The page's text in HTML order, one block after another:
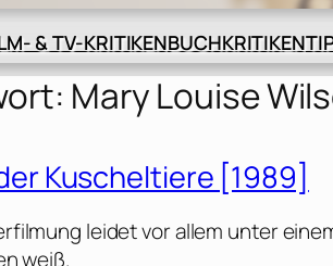
& TV-KRITIKENBUCHKRITIKEN
Mary Louise
Kuscheltiere [1989]
leidet vor allem unter
weiß.